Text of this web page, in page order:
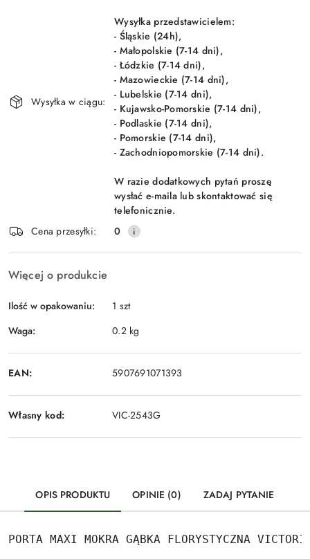
Wyślij
Wysyłka w ciągu:
Wysyłka przedstawicielem:
- Śląskie (24h),
- Małopolskie (7-14 dni),
- Łódzkie (7-14 dni),
- Mazowieckie (7-14 dni),
- Lubelskie (7-14 dni),
- Kujawsko-Pomorskie (7-14 dni),
- Podlaskie (7-14 dni),
- Pomorskie (7-14 dni),
- Zachodniopomorskie (7-14 dni).
W razie dodatkowych pytań proszę
wysłać e-maila lub skontaktować się
telefonicznie.
Cena przesyłki:
0
Więcej o produkcie
Ilość w opakowaniu:
1 szt
Waga:
0.2 kg
EAN: 5907691071393
Własny kod: VIC-2543G
OPIS PRODUKTU OPINIE (0) ZADAJ PYTANIE
PORTA MAXI MOKRA GĄBKA FLORYSTYCZNA